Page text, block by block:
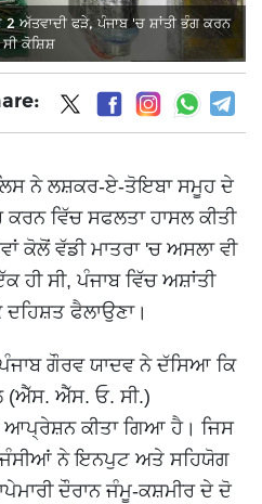
ਅੱਤਵਾਦੀ ਫੜੇ, ਪੰਜਾਬ 'ਚ ਸ਼ਾਂਤੀ ਭੰਗ ਕਰਨ
ਸੀ ਕੋਸ਼ਿਸ਼
ਨੇ ਲਸ਼ਕਰ-ਏ-ਤੋਇਬਾ ਸਮੂਹ ਦੇ
ਵਿੱਚ ਸਫਲਤਾ ਹਾਸਲ ਕੀਤੀ
ਕੋਲੋਂ ਵੱਡੀ ਮਾਤਰਾ 'ਚ ਅਸਲਾ ਵੀ
ਹੀ ਸੀ, ਪੰਜਾਬ ਵਿੱਚ ਅਸ਼ਾਂਤੀ
ਫੈਲਾਉਣਾ।
ਪੰਜਾਬ ਗੌਰਵ ਯਾਦਵ ਨੇ ਦੱਸਿਆ ਕਿ
ਐੱਸ. ਓ. ਸੀ.)
ਕੀਤਾ ਗਿਆ ਹੈ। ਜਿਸ
ਨੇ ਇਨਪੁਟ ਅਤੇ ਸਹਿਯੋਗ
ਦੌਰਾਨ ਜੰਮੂ-ਕਸ਼ਮੀਰ ਦੇ ਦੋ